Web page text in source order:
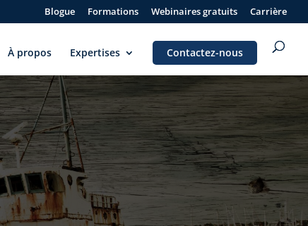
Blogue Formations Webinaires gratuits Carrière
À propos Expertises Contactez-nous